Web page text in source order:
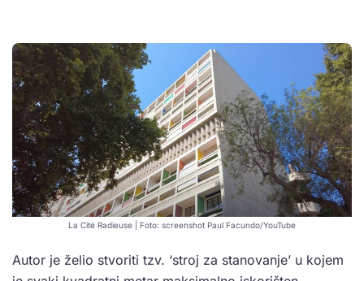
La Cité Radieuse | Foto: screenshot Paul Facundo/YouTube
Autor je želio stvoriti tzv. ‘stroj za stanovanje’ u kojem